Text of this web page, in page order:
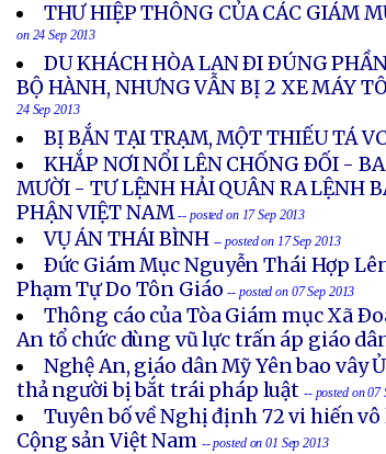
THƯ HIỆP THÔNG CỦA CÁC GIÁM
on 24 Sep 2013
DU KHÁCH HÒA LAN ÐI ÐÚNG
BỘ HÀNH, NHƯNG VẪN BỊ 2 XE MÁY
24 Sep 2013
BỊ BẮN TẠI TRẠM, MỘT THIẾU TÁ
KHẮP NƠI NỔI LÊN CHỐNG ÐỐI -
MƯỜI - TƯ LỆNH HẢI QUÂN RA LỆNH
PHẬN VIỆT NAM-- posted on 17 Sep 2013
VỤ ÁN THÁI BÌNH -- posted on 17 Sep 2013
Ðức Giám Mục Nguyễn Thái Hợp
Phạm Tự Do Tôn Giáo -- posted on 07 Sep 2013
Thông cáo của Tòa Giám mục Xã
An tổ chức dùng vũ lực trấn áp giáo
Nghệ An, giáo dân Mỹ Yên bao vây
thả người bị bắt trái pháp luật -- posted on 07
Tuyên bố về Nghị định 72 vi hiến vô
Cộng sản Việt Nam -- posted on 01 Sep 2013